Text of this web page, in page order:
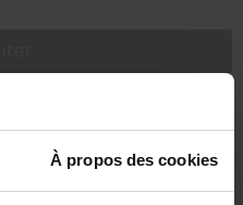
À propos des cookies
de 55€
magasin